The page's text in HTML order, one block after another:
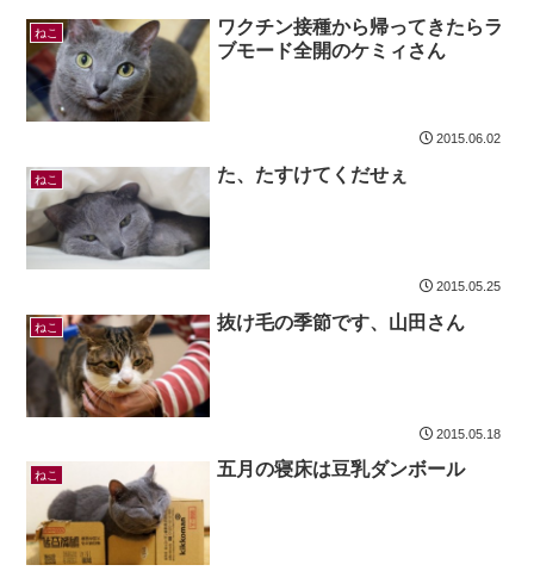
ねこ
ワクチン接種から帰ってきたらラ
ブモード全開のケミィさん
2015.06.02
ねこ た、たすけてくだせぇ
2015.05.25
ねこ 抜け毛の季節です、山田さん
2015.05.18
ねこ 五月の寝床は豆乳ダンボール